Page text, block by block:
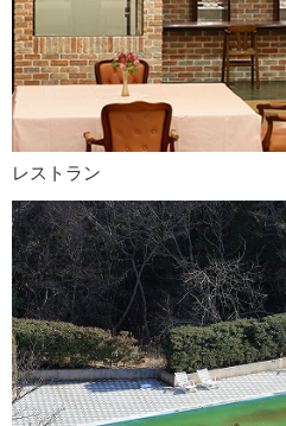
レストラン